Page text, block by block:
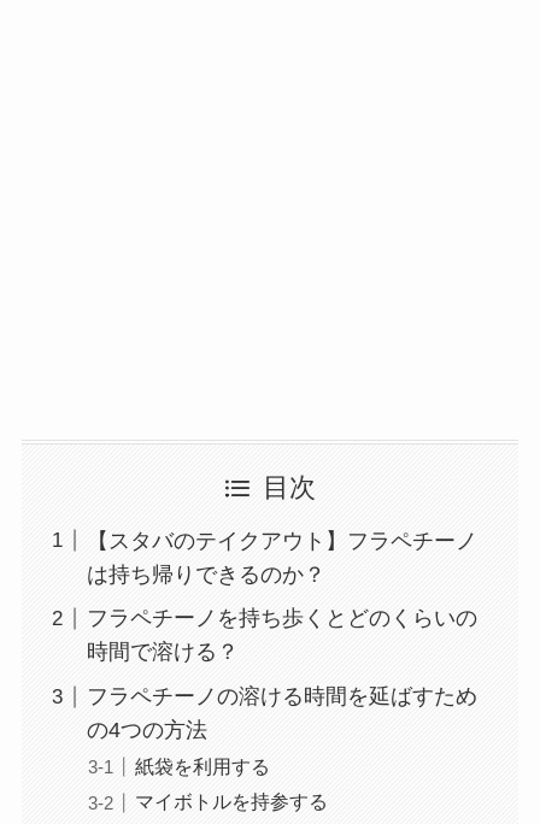
目次
【スタバのテイクアウト】フラペチーノ
は持ち帰りできるのか？
フラペチーノを持ち歩くとどのくらいの
時間で溶ける？
フラペチーノの溶ける時間を延ばすため
の4つの方法
紙袋を利用する
マイボトルを持参する